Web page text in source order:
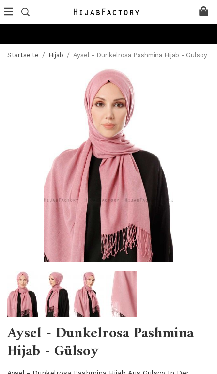
Startseite / Hijab / Aysel - Dunkelrosa Pashmina Hijab - Gülsoy
Aysel - Dunkelrosa Pashmina
Hijab - Gülsoy